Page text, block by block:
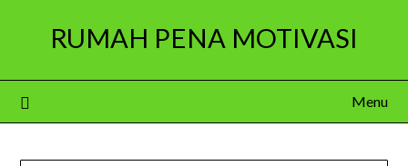
RUMAH PENA MOTIVASI
Menu